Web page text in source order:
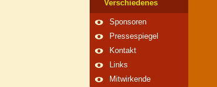
Verschiedenes
Sponsoren
Pressespiegel
Kontakt
Links
Mitwirkende